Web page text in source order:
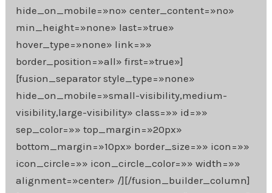
hide_on_mobile=»no» center_content=»no»
min_height=»none» last=»true»
hover_type=»none» link=»»
border_position=»all» first=»true»]
[fusion_separator style_type=»none»
hide_on_mobile=»small-visibility,medium-
visibility,large-visibility» class=»» id=»»
sep_color=»» top_margin=»20px»
bottom_margin=»10px» border_size=»» icon=»»
icon_circle=»» icon_circle_color=»» width=»»
alignment=»center» /][/fusion_builder_column]